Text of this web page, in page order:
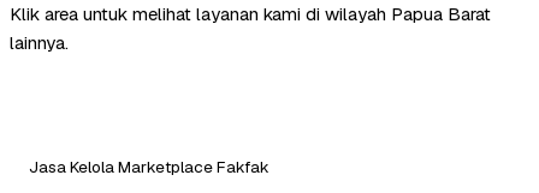
Klik area untuk melihat layanan kami di wilayah Papua Barat
lainnya.
Jasa Kelola Marketplace Fakfak